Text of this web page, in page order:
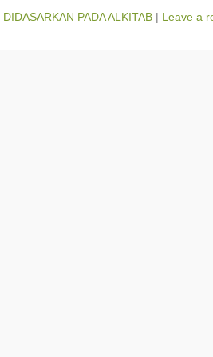
DIDASARKAN PADA ALKITAB | Leave a